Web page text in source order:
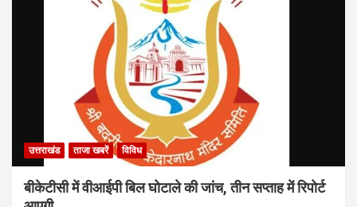
उत्तराखंड ताजा खबरें विविध
बीकेटीसी में वीआईपी बिल घोटाले की जांच, तीन सप्ताह में रिपोर्ट